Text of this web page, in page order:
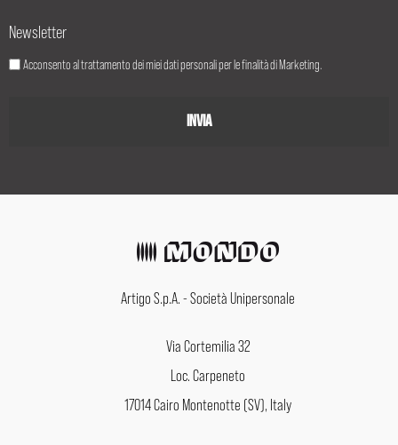
Newsletter
Acconsento al trattamento dei miei dati personali per le finalità di Marketing.
Artigo S.p.A. - Società Unipersonale
Via Cortemilia 32
Loc. Carpeneto
17014 Cairo Montenotte (SV), Italy